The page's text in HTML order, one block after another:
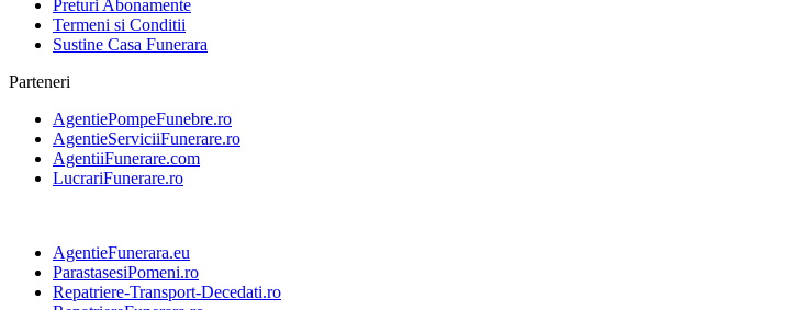
Preturi Abonamente
Termeni si Conditii
Sustine Casa Funerara
Parteneri
AgentiePompeFunebre.ro
AgentieServiciiFunerare.ro
AgentiiFunerare.com
LucrariFunerare.ro
AgentieFunerara.eu
ParastasesiPomeni.ro
Repatriere-Transport-Decedati.ro